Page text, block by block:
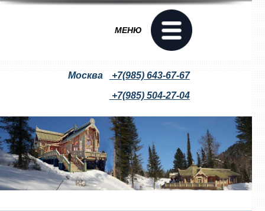
МЕНЮ
Москва
+7(985) 643-67-67
+7(985) 504-27-04